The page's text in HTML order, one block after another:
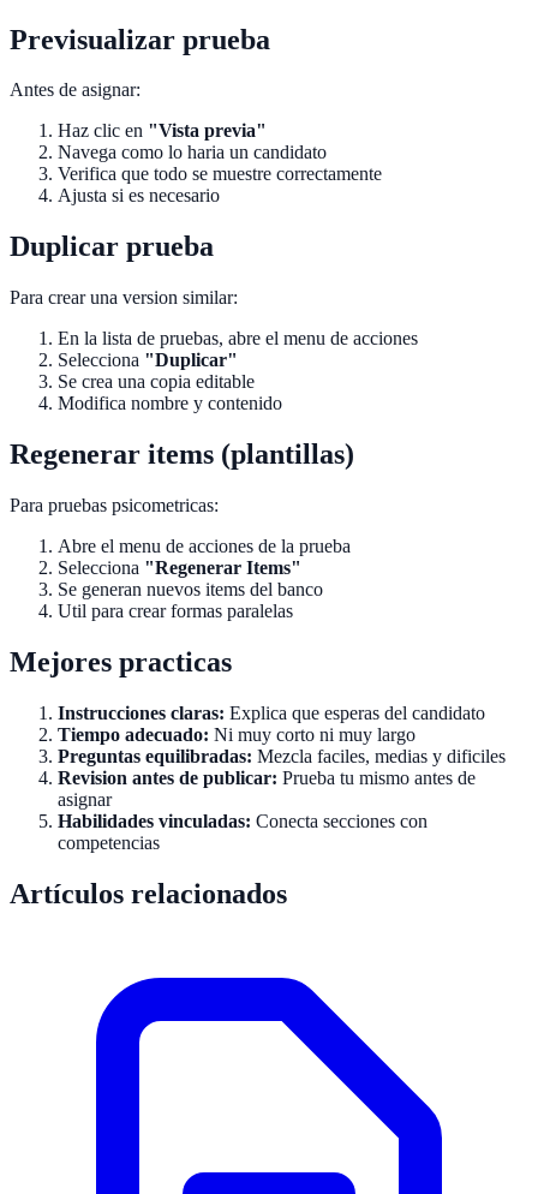
Previsualizar prueba
Antes de asignar:
Haz clic en "Vista previa"
Navega como lo haria un candidato
Verifica que todo se muestre correctamente
Ajusta si es necesario
Duplicar prueba
Para crear una version similar:
En la lista de pruebas, abre el menu de acciones
Selecciona "Duplicar"
Se crea una copia editable
Modifica nombre y contenido
Regenerar items (plantillas)
Para pruebas psicometricas:
Abre el menu de acciones de la prueba
Selecciona "Regenerar Items"
Se generan nuevos items del banco
Util para crear formas paralelas
Mejores practicas
Instrucciones claras: Explica que esperas del candidato
Tiempo adecuado: Ni muy corto ni muy largo
Preguntas equilibradas: Mezcla faciles, medias y dificiles
Revision antes de publicar: Prueba tu mismo antes de
asignar
Habilidades vinculadas: Conecta secciones con
competencias
Artículos relacionados